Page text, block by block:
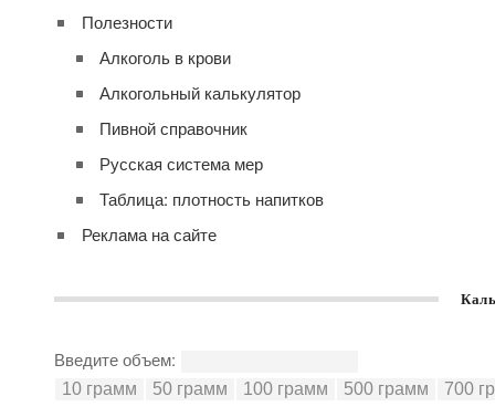
Полезности
Алкоголь в крови
Алкогольный калькулятор
Пивной справочник
Русская система мер
Таблица: плотность напитков
Реклама на сайте
Введите объем: